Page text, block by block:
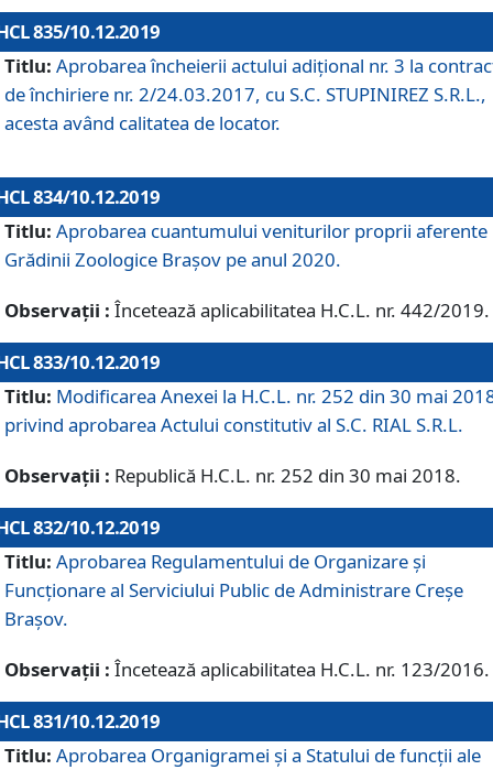
835/10.12.2019
Titlu: Aprobarea încheierii actului adițional nr. 3 la
de închiriere nr. 2/24.03.2017, cu S.C. STUPINIREZ S.R.L.,
acesta având calitatea de locator.
834/10.12.2019
Titlu: Aprobarea cuantumului veniturilor proprii aferente
Grădinii Zoologice Braşov pe anul 2020.
Observații : Încetează aplicabilitatea H.C.L. nr. 442/2019.
833/10.12.2019
Titlu: Modificarea Anexei la H.C.L. nr. 252 din 30 mai
privind aprobarea Actului constitutiv al S.C. RIAL S.R.L.
Observații : Republică H.C.L. nr. 252 din 30 mai 2018.
832/10.12.2019
Titlu: Aprobarea Regulamentului de Organizare și
Funcționare al Serviciului Public de Administrare Creșe
Brașov.
Observații : Încetează aplicabilitatea H.C.L. nr. 123/2016.
831/10.12.2019
Titlu: Aprobarea Organigramei și a Statului de funcții ale